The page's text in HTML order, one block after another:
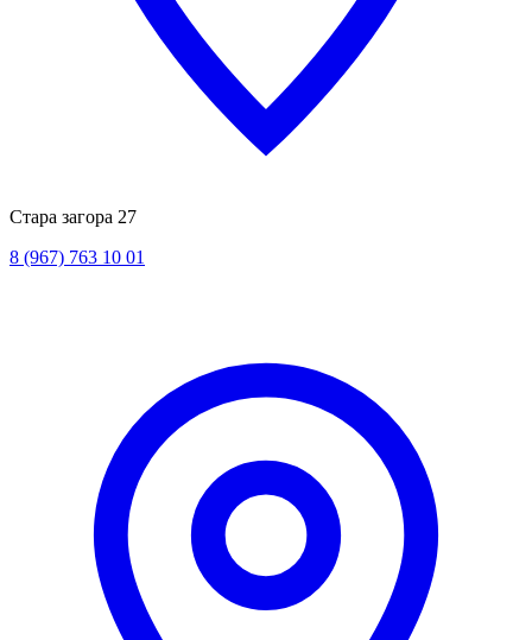
Стара загора 27
8 (967) 763 10 01